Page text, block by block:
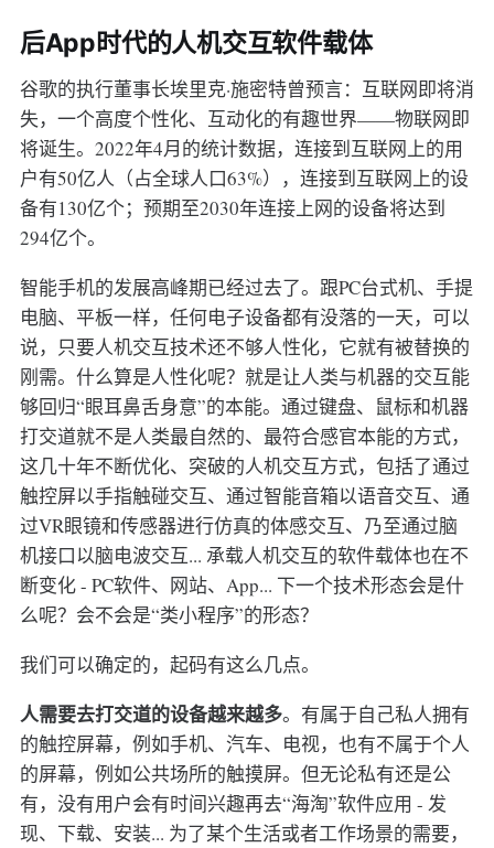
后App时代的人机交互软件载体
谷歌的执行董事长埃里克·施密特曾预言：互联网即将消
失，一个高度个性化、互动化的有趣世界——物联网即
将诞生。2022年4月的统计数据，连接到互联网上的用
户有50亿人（占全球人口63%），连接到互联网上的设
备有130亿个；预期至2030年连接上网的设备将达到
294亿个。
智能手机的发展高峰期已经过去了。跟PC台式机、手提
电脑、平板一样，任何电子设备都有没落的一天，可以
说，只要人机交互技术还不够人性化，它就有被替换的
刚需。什么算是人性化呢？就是让人类与机器的交互能
够回归“眼耳鼻舌身意”的本能。通过键盘、鼠标和机器
打交道就不是人类最自然的、最符合感官本能的方式，
这几十年不断优化、突破的人机交互方式，包括了通过
触控屏以手指触碰交互、通过智能音箱以语音交互、通
过VR眼镜和传感器进行仿真的体感交互、乃至通过脑
机接口以脑电波交互... 承载人机交互的软件载体也在不
断变化 - PC软件、网站、App... 下一个技术形态会是什
么呢？会不会是“类小程序”的形态？
我们可以确定的，起码有这么几点。
人需要去打交道的设备越来越多。有属于自己私人拥有
的触控屏幕，例如手机、汽车、电视，也有不属于个人
的屏幕，例如公共场所的触摸屏。但无论私有还是公
有，没有用户会有时间兴趣再去“海淘”软件应用 - 发
现、下载、安装... 为了某个生活或者工作场景的需要，